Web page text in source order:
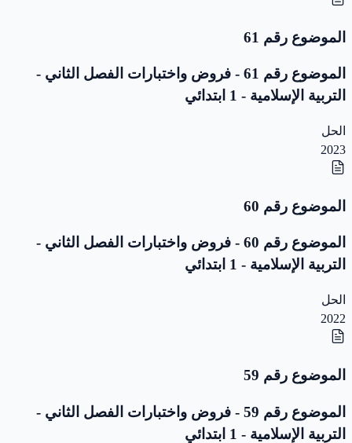
الموضوع رقم 61
الموضوع رقم 61 - فروض واختبارات الفصل الثاني -
التربية الإسلامية - 1 ابتدائي
الحل
2023
الموضوع رقم 60
الموضوع رقم 60 - فروض واختبارات الفصل الثاني -
التربية الإسلامية - 1 ابتدائي
الحل
2022
الموضوع رقم 59
الموضوع رقم 59 - فروض واختبارات الفصل الثاني -
التربية الإسلامية - 1 ابتدائي